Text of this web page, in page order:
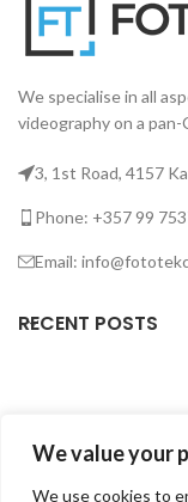
We value your
We use cookies to
We specialise in all
videography on a pan-
3, 1st Road, 4157
Phone: +357 99
Email:
RECENT POSTS
PRODUCT